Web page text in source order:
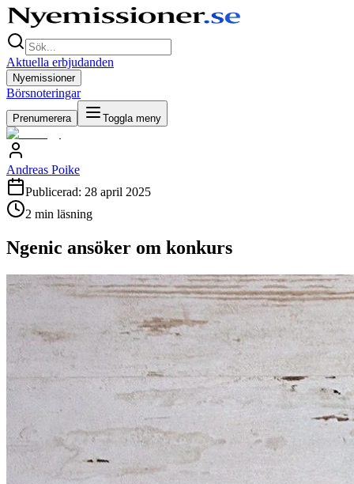
Aktuella erbjudanden
Nyemissioner
Börsnoteringar
Prenumerera Toggla meny
Andreas Poike
Publicerad: 28 april 2025
2 min läsning
Ngenic ansöker om konkurs